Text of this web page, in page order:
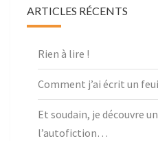
ARTICLES RÉCENTS
Rien à lire !
Comment j’ai écrit un
Et soudain, je découvre
l’autofiction…